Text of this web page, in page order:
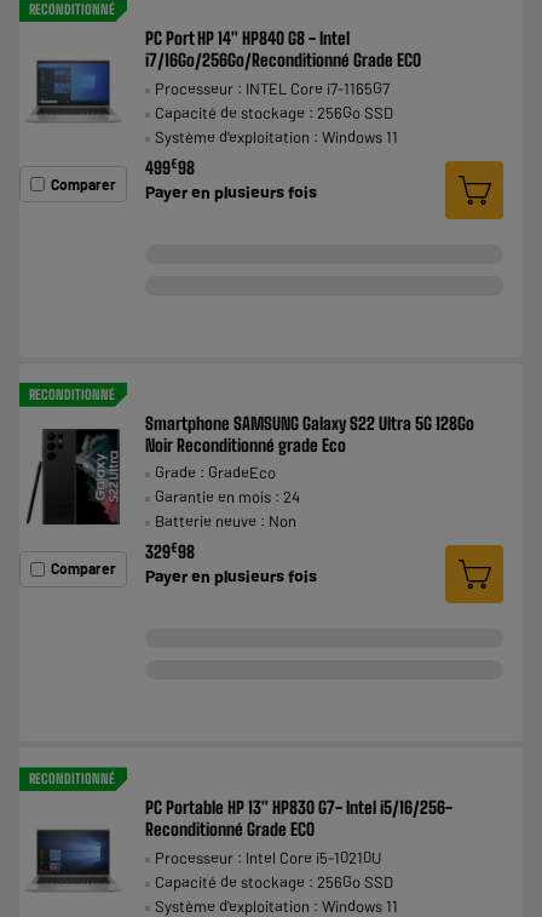
RECONDITIONNÉ
Comparer
PC Port HP 14" HP840 G8 - Intel
i7/16Go/256Go/Reconditionné Grade ECO
Processeur : INTEL Core i7-1165G7
Capacité de stockage : 256Go SSD
Système d'exploitation : Windows 11
499€98
Payer en plusieurs fois
RECONDITIONNÉ
Comparer
Smartphone SAMSUNG Galaxy S22 Ultra 5G 128Go
Noir Reconditionné grade Eco
Grade : GradeEco
Garantie en mois : 24
Batterie neuve : Non
329€98
Payer en plusieurs fois
RECONDITIONNÉ
PC Portable HP 13" HP830 G7- Intel i5/16/256-
Reconditionné Grade ECO
Processeur : Intel Core i5-10210U
Capacité de stockage : 256Go SSD
Système d'exploitation : Windows 11